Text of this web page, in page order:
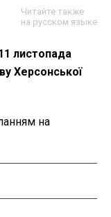
Читайте также
на русском языке
листопада
Херсонської
на